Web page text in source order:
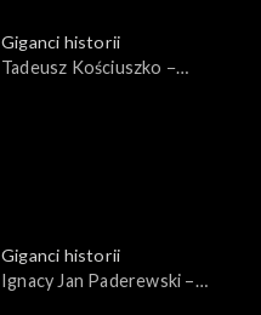
Giganci historii
Tadeusz Kościuszko −
Giganci historii
Ignacy Jan Paderewski –